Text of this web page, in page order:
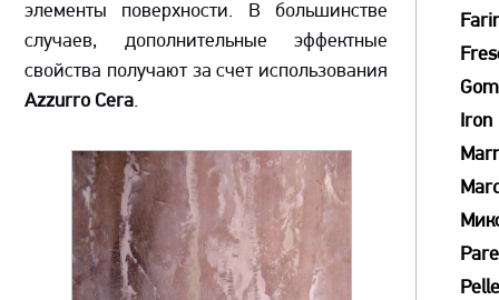
элементы поверхности. В большинстве
случаев, дополнительные эффектные
свойства получают за счет использования
Azzurro Cera.
Iron
Pelle